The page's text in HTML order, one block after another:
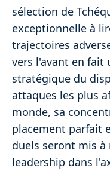
sélection de
exceptionnelle à
trajectoires
vers l'avant en fait
stratégique du
attaques les plus
monde, sa
placement parfait
duels seront mis à
leadership dans